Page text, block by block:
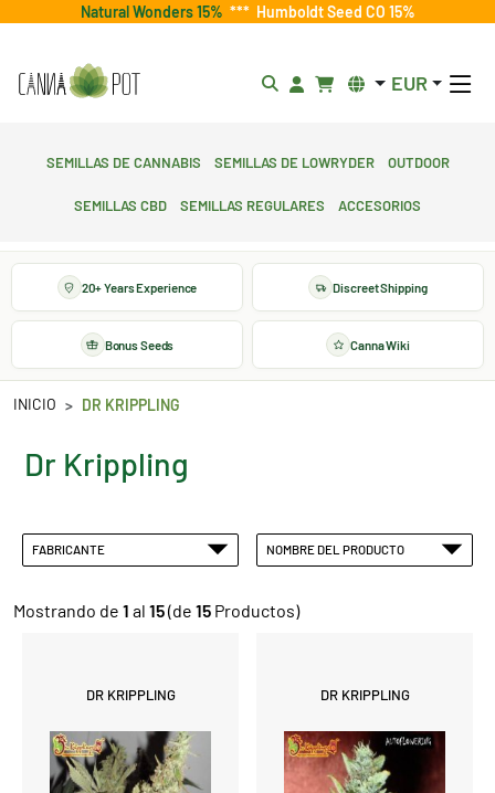
Natural Wonders 15% *** Humboldt Seed CO 15%
EUR
Semillas de cannabis Semillas de lowryder Outdoor
Semillas CBD Semillas regulares Accesorios
20+ Years Experience Discreet Shipping
Bonus Seeds Canna Wiki
INICIO DR KRIPPLING
Dr Krippling
FABRICANTE NOMBRE DEL PRODUCTO
Mostrando de 1 al 15(de 15 Productos)
DR KRIPPLING DR KRIPPLING